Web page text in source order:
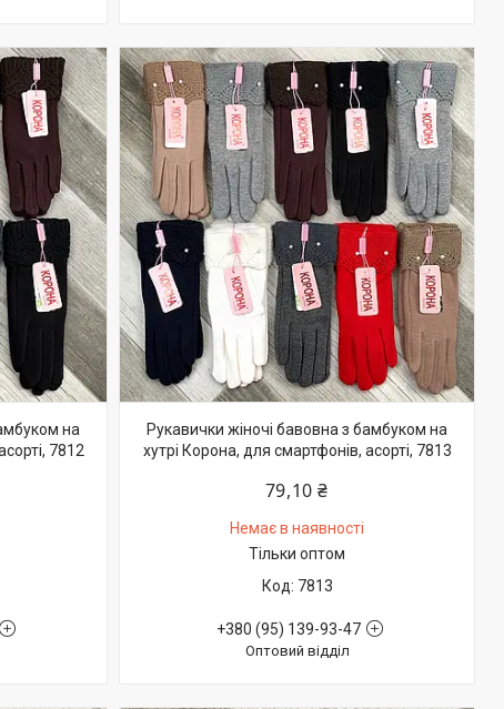
на
7812
Рукавички жіночі бавовна з бамбуком на
хутрі Корона, для смартфонів, асорті, 7813
79,10 ₴
Немає в наявності
Тільки оптом
7813
+380 (95) 139-93-47
Оптовий відділ